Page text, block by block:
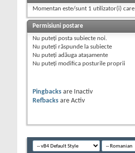
Momentan este/sunt 1 utilizator(i)
Permisiuni postare
Nu puteţi posta subiecte noi.
Nu puteţi răspunde la subiecte
Nu puteţi adăuga ataşamente
Nu puteţi modifica posturile proprii
Pingbacks are
Inactiv
Refbacks are Activ